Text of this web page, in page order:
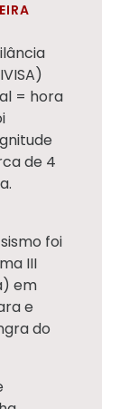
= hora
de 4
foi
III
em
e
do